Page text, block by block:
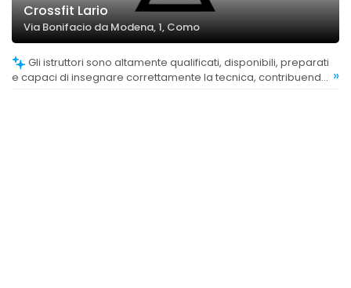
Crossfit Lario
Via Bonifacio da Modena, 1, Como
e capaci di insegnare correttamente la tecnica, contribuendo »